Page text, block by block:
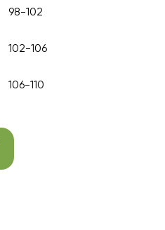
98-102
102-106
106-110